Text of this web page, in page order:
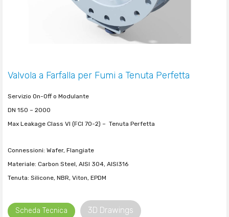
Valvola a Farfalla per Fumi a Tenuta Perfetta
Servizio On-Off o Modulante
DN 150 – 2000
Max Leakage Class VI (FCI 70-2) – Tenuta Perfetta
Connessioni: Wafer, Flangiate
Materiale: Carbon Steel, AISI 304, AISI316
Tenuta: Silicone, NBR, Viton, EPDM
Scheda Tecnica 3D Drawings